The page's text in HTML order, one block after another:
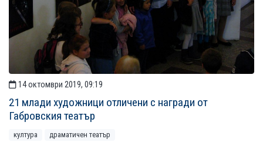
14 октомври 2019, 09:19
21 млади художници отличени с награди от
Габровския театър
култура драматичен театър